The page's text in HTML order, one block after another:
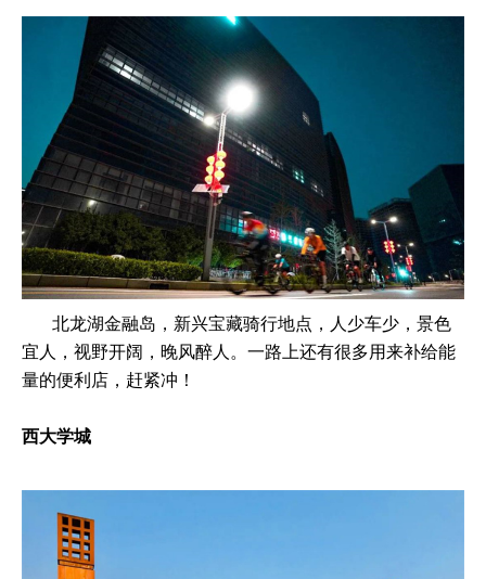
北龙湖金融岛，新兴宝藏骑行地点，人少车少，景色
宜人，视野开阔，晚风醉人。一路上还有很多用来补给能
量的便利店，赶紧冲！
西大学城